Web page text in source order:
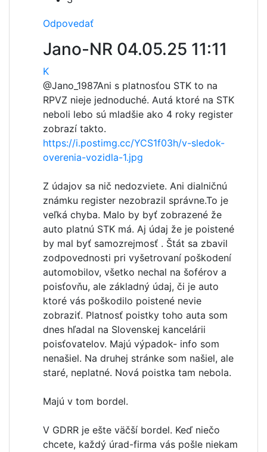
Odpovedať
Jano-NR 04.05.25 11:11
K
@Jano_1987Ani s platnosťou STK to na
RPVZ nieje jednoduché. Autá ktoré na STK
neboli lebo sú mladšie ako 4 roky register
zobrazí takto.
https://i.postimg.cc/YCS1f03h/v-sledok-
overenia-vozidla-1.jpg
Z údajov sa nič nedozviete. Ani dialničnú
známku register nezobrazil správne.To je
veľká chyba. Malo by byť zobrazené že
auto platnú STK má. Aj údaj že je poistené
by mal byť samozrejmosť . Štát sa zbavil
zodpovednosti pri vyšetrovaní poškodení
automobilov, všetko nechal na šoférov a
poisťovňu, ale základný údaj, či je auto
ktoré vás poškodilo poistené nevie
zobraziť. Platnosť poistky toho auta som
dnes hľadal na Slovenskej kancelárii
poisťovatelov. Majú výpadok- info som
nenašiel. Na druhej stránke som našiel, ale
staré, neplatné. Nová poistka tam nebola.
Majú v tom bordel.
V GDRR je ešte väčší bordel. Keď niečo
chcete, každý úrad-firma vás pošle niekam